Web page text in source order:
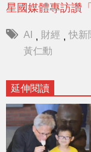
星國媒體專訪讚
AI , 財經 , 快新
黃仁勳
延伸閱讀